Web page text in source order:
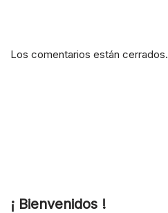
Los comentarios están cerrados.
¡ Bienvenidos !